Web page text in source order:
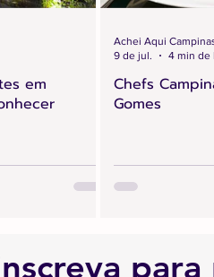
em
Chefs
Gomes
Achei Aqui
9 de jul.
4 min de